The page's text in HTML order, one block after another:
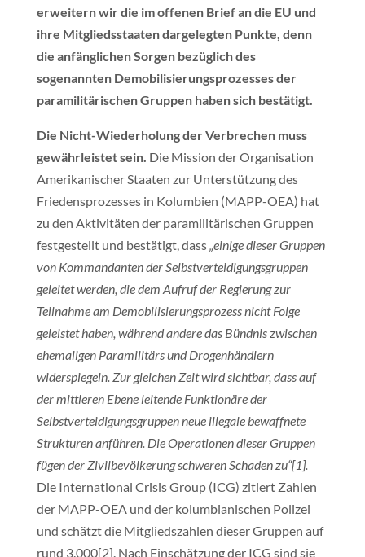
erweitern wir die im offenen Brief an die EU und
ihre Mitgliedsstaaten dargelegten Punkte, denn
die anfänglichen Sorgen bezüglich des
sogenannten Demobilisierungsprozesses der
paramilitärischen Gruppen haben sich bestätigt.
Die Nicht-Wiederholung der Verbrechen muss
gewährleistet sein. Die Mission der Organisation
Amerikanischer Staaten zur Unterstützung des
Friedensprozesses in Kolumbien (MAPP-OEA) hat
zu den Aktivitäten der paramilitärischen Gruppen
festgestellt und bestätigt, dass„einige dieser Gruppen
von Kommandanten der Selbstverteidigungsgruppen
geleitet werden, die dem Aufruf der Regierung zur
Teilnahme am Demobilisierungsprozess nicht Folge
geleistet haben, während andere das Bündnis zwischen
ehemaligen Paramilitärs und Drogenhändlern
widerspiegeln. Zur gleichen Zeit wird sichtbar, dass auf
der mittleren Ebene leitende Funktionäre der
Selbstverteidigungsgruppen neue illegale bewaffnete
Strukturen anführen. Die Operationen dieser Gruppen
fügen der Zivilbevölkerung schweren Schaden zu“[1].
Die International Crisis Group (ICG) zitiert Zahlen
der MAPP-OEA und der kolumbianischen Polizei
und schätzt die Mitgliedszahlen dieser Gruppen auf
rund 3.000[2]. Nach Einschätzung der ICG sind sie